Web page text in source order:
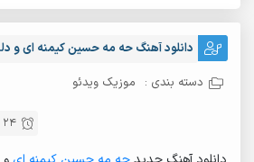
دسته بندی : موزیک ویدئو
24 خرداد 1403